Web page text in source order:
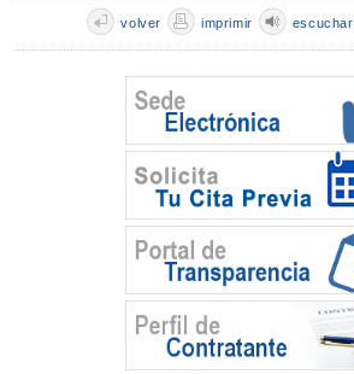
escuchar
imprimir
volver